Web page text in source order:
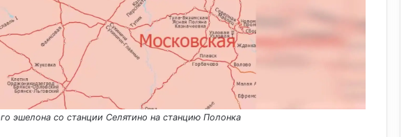
о
с
эшелона со станции Селятино на станцию Полонка